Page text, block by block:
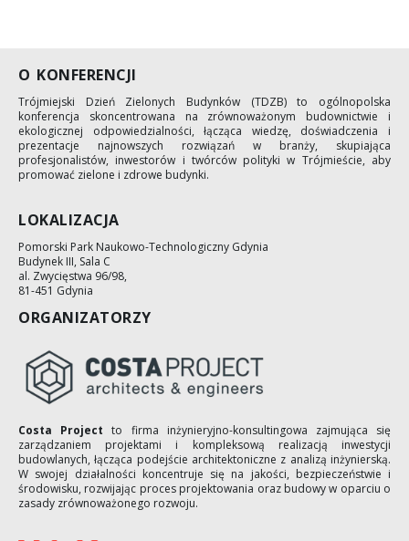
O KONFERENCJI
Trójmiejski Dzień Zielonych Budynków (TDZB) to ogólnopolska
konferencja skoncentrowana na zrównoważonym budownictwie i
ekologicznej odpowiedzialności, łącząca wiedzę, doświadczenia i
prezentacje najnowszych rozwiązań w branży, skupiająca
profesjonalistów, inwestorów i twórców polityki w Trójmieście, aby
promować zielone i zdrowe budynki.
LOKALIZACJA
Pomorski Park Naukowo-Technologiczny Gdynia
Budynek III, Sala C
al. Zwycięstwa 96/98,
81-451 Gdynia
ORGANIZATORZY
Costa Project to firma inżynieryjno-konsultingowa zajmująca się
zarządzaniem projektami i kompleksową realizacją inwestycji
budowlanych, łącząca podejście architektoniczne z analizą inżynierską.
W swojej działalności koncentruje się na jakości, bezpieczeństwie i
środowisku, rozwijając proces projektowania oraz budowy w oparciu o
zasady zrównoważonego rozwoju.